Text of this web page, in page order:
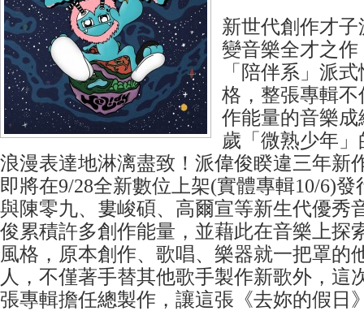
新世代創作才
變音樂全才之
「陪伴系」派
格，整張專輯
作能量的音樂
歲「微熟少年
浪漫表達地淋漓盡致！派偉俊睽違三年新
即將在9/28全新數位上架(實體專輯10/6)
與陳零九、婁峻碩、高爾宣等新生代優秀
俊累積許多創作能量，並藉此在音樂上探
風格，原本創作、歌唱、樂器就一把罩的
人，不僅著手替其他歌手製作新歌外，這
張專輯擔任總製作，讓這張《去妳的假日